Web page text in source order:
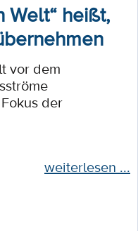
Welt“ heißt,
vor dem
der
weiterlesen ...